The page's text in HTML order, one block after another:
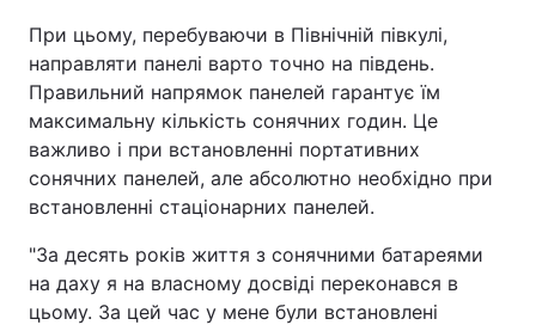
При цьому, перебуваючи в Північній півкулі,
направляти панелі варто точно на південь.
Правильний напрямок панелей гарантує їм
максимальну кількість сонячних годин. Це
важливо і при встановленні портативних
сонячних панелей, але абсолютно необхідно при
встановленні стаціонарних панелей.
"За десять років життя з сонячними батареями
на даху я на власному досвіді переконався в
цьому. За цей час у мене були встановлені